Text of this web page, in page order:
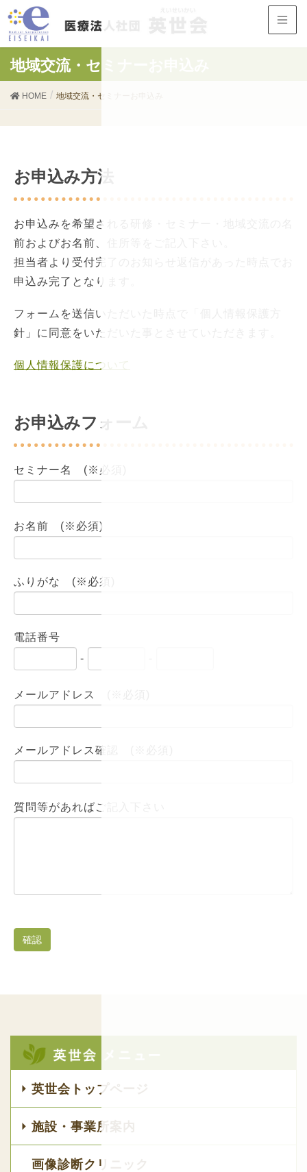
地域交流・セミナーお申込み
HOME 地域交流・セミナーお申込み
お申込み方法
お申込みを希望される研修・セミナー・地域交流の名
前およびお名前、住所等をご記入下さい。
担当者より受付完了のお知らせ返信があった時点でお
申込み完了となります。
フォームを送信いただいた時点で「個人情報保護方
針」に同意をいただいた事とさせていただきます。
個人情報保護について
お申込みフォーム
セミナー名 (※必須)
お名前 (※必須)
ふりがな (※必須)
電話番号
-
メールアドレス (※必須)
メールアドレス確認 (※必須)
質問等があればご記入下さい
英世会トップページ
施設・事業所案内
画像診断クリニック